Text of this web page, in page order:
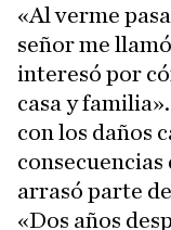
«Al verme
señor me
interesó por
casa y
con los daños
consecuencias
arrasó parte
«Dos años